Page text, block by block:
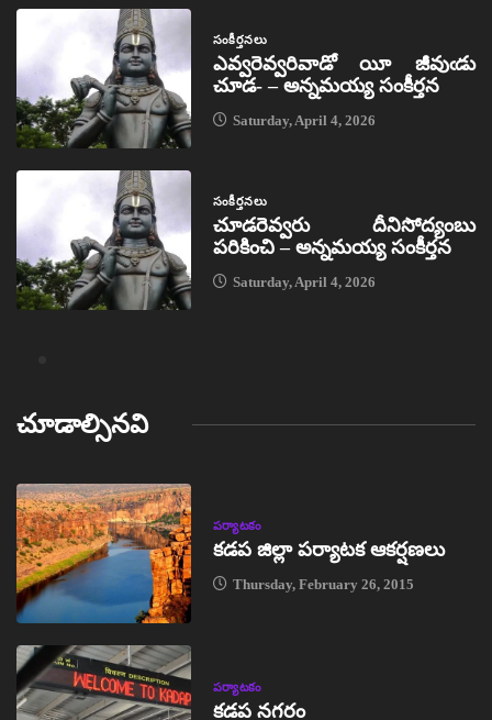
సంకీర్తనలు
ఎవ్వరెవ్వరివాడో యీ జీవుఁడు
చూడ- – అన్నమయ్య సంకీర్తన
Saturday, April 4, 2026
సంకీర్తనలు
చూడరెవ్వరు దీనిసోద్యంబు
పరికించి – అన్నమయ్య సంకీర్తన
Saturday, April 4, 2026
చూడాల్సినవి
పర్యాటకం
కడప జిల్లా పర్యాటక ఆకర్షణలు
Thursday, February 26, 2015
పర్యాటకం
కడప నగరం